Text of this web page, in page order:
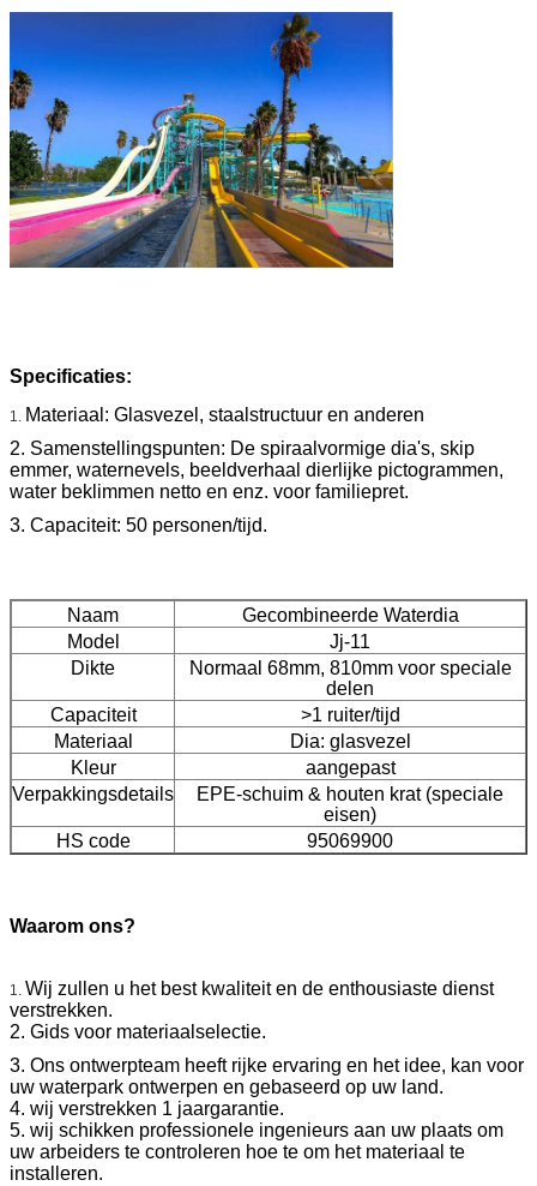
Specificaties:
1. Materiaal: Glasvezel, staalstructuur en anderen
2. Samenstellingspunten: De spiraalvormige dia's, skip
emmer, waternevels, beeldverhaal dierlijke pictogrammen,
water beklimmen netto en enz. voor familiepret.
3. Capaciteit: 50 personen/tijd.
Naam
Gecombineerde Waterdia
Model
Jj-11
Dikte
Normaal 68mm, 810mm voor speciale
delen
Capaciteit
>1 ruiter/tijd
Materiaal
Dia: glasvezel
Kleur
aangepast
Verpakkingsdetails
EPE-schuim & houten krat (speciale
eisen)
HS code
95069900
Waarom ons?
1. Wij zullen u het best kwaliteit en de enthousiaste dienst
verstrekken.
2. Gids voor materiaalselectie.
3. Ons ontwerpteam heeft rijke ervaring en het idee, kan voor
uw waterpark ontwerpen en gebaseerd op uw land.
4. wij verstrekken 1 jaargarantie.
5. wij schikken professionele ingenieurs aan uw plaats om
uw arbeiders te controleren hoe te om het materiaal te
installeren.